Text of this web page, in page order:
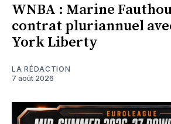
WNBA : Marine
contrat pluriannuel
York Liberty
LA RÉDACTION
7 août 2026